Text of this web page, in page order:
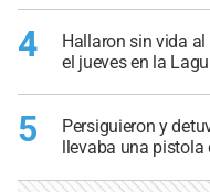
4
Hallaron sin vida
el jueves en la
5
Persiguieron y
llevaba una